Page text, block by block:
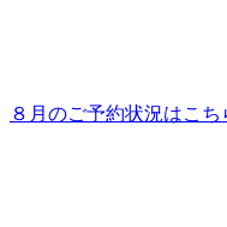
８月のご予約状況はこち